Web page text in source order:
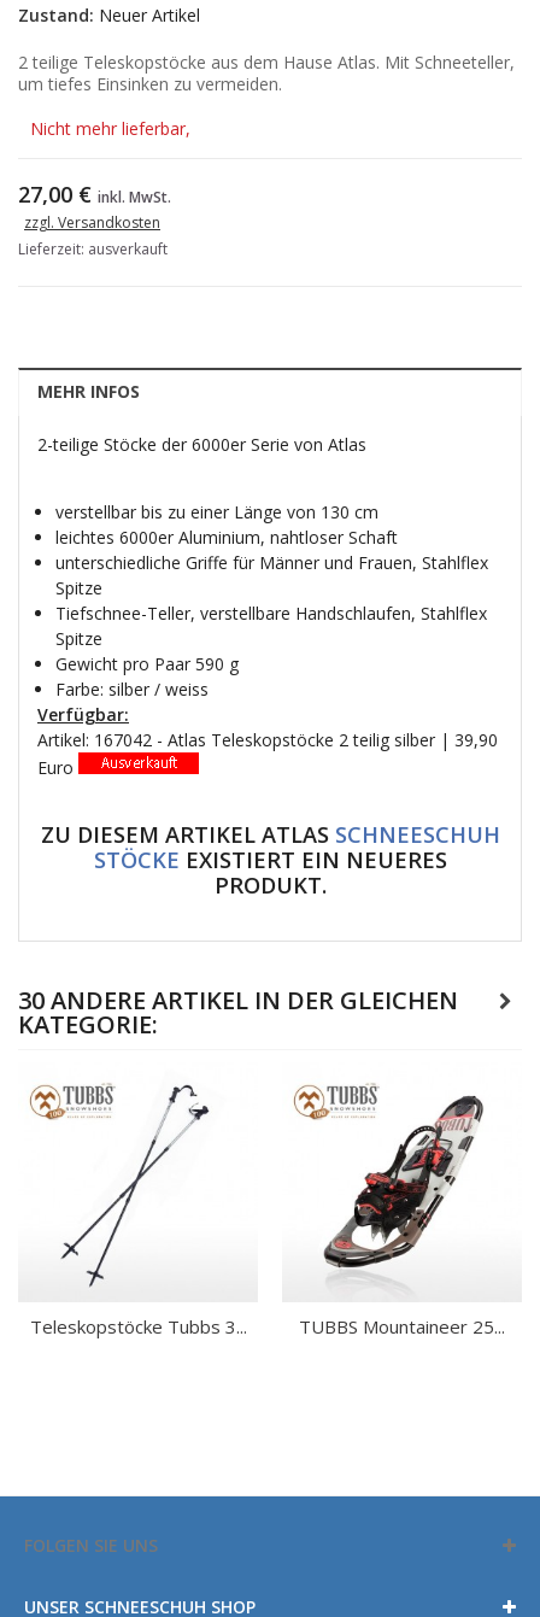
Zustand: Neuer Artikel
2 teilige Teleskopstöcke aus dem Hause Atlas. Mit Schneeteller,
um tiefes Einsinken zu vermeiden.
Nicht mehr lieferbar,
27,00 € inkl. MwSt.
zzgl. Versandkosten
Lieferzeit: ausverkauft
MEHR INFOS
2-teilige Stöcke der 6000er Serie von Atlas
verstellbar bis zu einer Länge von 130 cm
leichtes 6000er Aluminium, nahtloser Schaft
unterschiedliche Griffe für Männer und Frauen, Stahlflex
Spitze
Tiefschnee-Teller, verstellbare Handschlaufen, Stahlflex
Spitze
Gewicht pro Paar 590 g
Farbe: silber / weiss
Verfügbar:
Artikel: 167042 - Atlas Teleskopstöcke 2 teilig silber | 39,90
Euro
ZU DIESEM ARTIKEL ATLAS SCHNEESCHUH
STÖCKE EXISTIERT EIN NEUERES
PRODUKT.
30 ANDERE ARTIKEL IN DER GLEICHEN
KATEGORIE:
Teleskopstöcke Tubbs 3... TUBBS Mountaineer 25...
FOLGEN SIE UNS
UNSER SCHNEESCHUH SHOP